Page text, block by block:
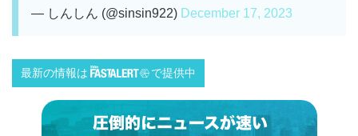
— しんしん (@sinsin922) December 17, 2023
最新の情報は で提供中